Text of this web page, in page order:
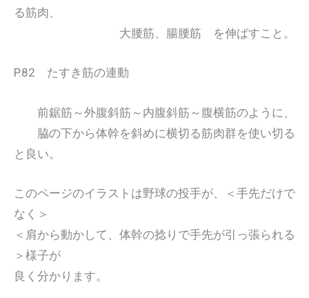
る筋肉、
大腰筋、腸腰筋 を伸ばすこと。
P.82 たすき筋の連動
前鋸筋～外腹斜筋～内腹斜筋～腹横筋のように、
脇の下から体幹を斜めに横切る筋肉群を使い切る
と良い。
このページのイラストは野球の投手が、＜手先だけで
なく＞
＜肩から動かして、体幹の捻りで手先が引っ張られる
＞様子が
良く分かります。